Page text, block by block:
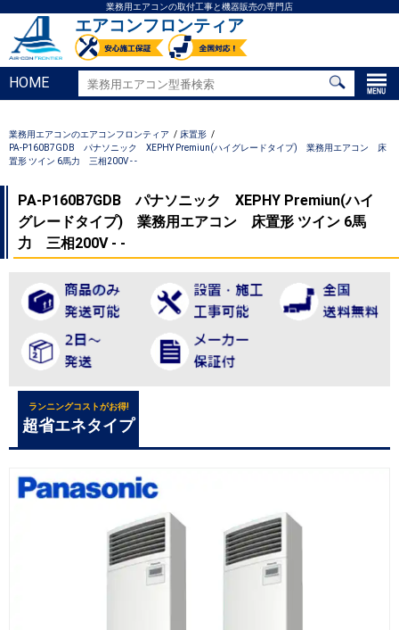
業務用エアコンの取付工事と機器販売の専門店
エアコンフロンティア
HOME
業務用エアコンのエアコンフロンティア
床置形
PA-P160B7GDB パナソニック XEPHY Premiun(ハイグレードタイプ) 業務用エアコン 床
置形 ツイン 6馬力 三相200V - -
PA-P160B7GDB パナソニック XEPHY Premiun(ハイ
グレードタイプ) 業務用エアコン 床置形 ツイン 6馬
力 三相200V - -
ランニングコストがお得!
超省エネタイプ